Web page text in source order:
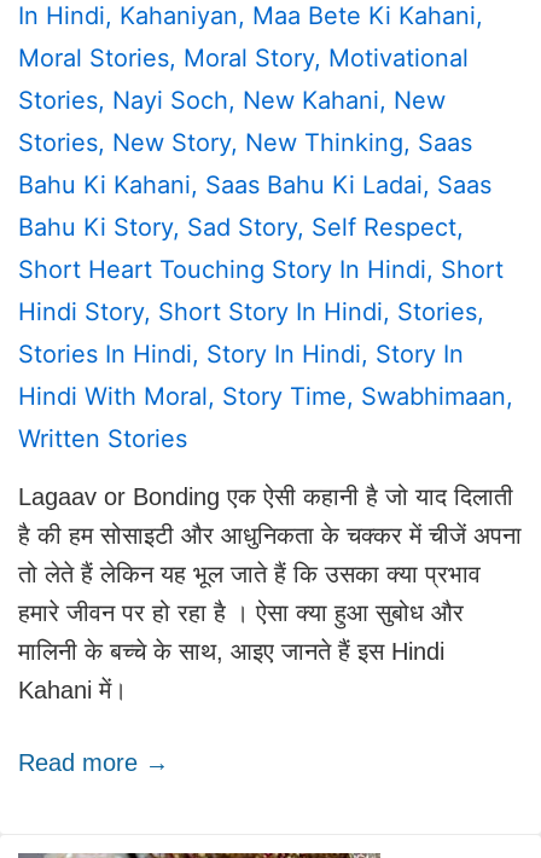
In Hindi, Kahaniyan, Maa Bete Ki Kahani,
Moral Stories, Moral Story, Motivational
Stories, Nayi Soch, New Kahani, New
Stories, New Story, New Thinking, Saas
Bahu Ki Kahani, Saas Bahu Ki Ladai, Saas
Bahu Ki Story, Sad Story, Self Respect,
Short Heart Touching Story In Hindi, Short
Hindi Story, Short Story In Hindi, Stories,
Stories In Hindi, Story In Hindi, Story In
Hindi With Moral, Story Time, Swabhimaan,
Written Stories
Lagaav or Bonding एक ऐसी कहानी है जो याद दिलाती
है की हम सोसाइटी और आधुनिकता के चक्कर में चीजें अपना
तो लेते हैं लेकिन यह भूल जाते हैं कि उसका क्या प्रभाव
हमारे जीवन पर हो रहा है । ऐसा क्या हुआ सुबोध और
मालिनी के बच्चे के साथ, आइए जानते हैं इस Hindi
Kahani में।
Read more →